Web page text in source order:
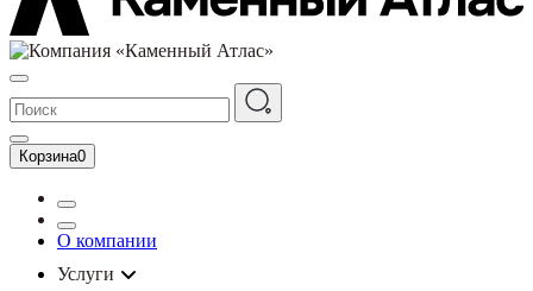
Корзина0
О компании
Услуги